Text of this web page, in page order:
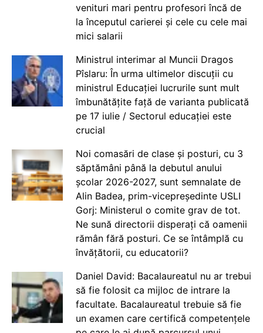
venituri mari pentru profesori încă de
la începutul carierei și cele cu cele mai
mici salarii
Ministrul interimar al Muncii Dragos
Pîslaru: În urma ultimelor discuții cu
ministrul Educației lucrurile sunt mult
îmbunătățite față de varianta publicată
pe 17 iulie / Sectorul educației este
crucial
Noi comasări de clase și posturi, cu 3
săptămâni până la debutul anului
școlar 2026-2027, sunt semnalate de
Alin Badea, prim-vicepreședinte USLI
Gorj: Ministerul o comite grav de tot.
Ne sună directorii disperați că oamenii
rămân fără posturi. Ce se întâmplă cu
învățătorii, cu educatorii?
Daniel David: Bacalaureatul nu ar trebui
să fie folosit ca mijloc de intrare la
facultate. Bacalaureatul trebuie să fie
un examen care certifică competențele